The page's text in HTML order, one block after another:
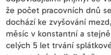
že počet pracovních dnů
dochází ke zvyšování
měsíc v konstantní a
celých 5 let trvání